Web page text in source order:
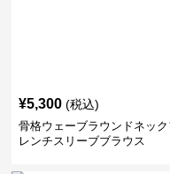
¥5,300 (税込)
骨格ウェーブラウンドネック
レンチスリーブブラウス